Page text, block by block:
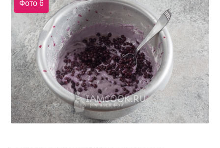
Фото 6